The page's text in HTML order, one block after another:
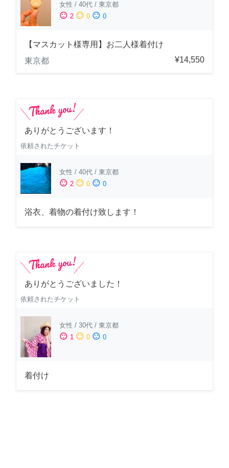
女性 / 40代 / 東京都
sentiment_satisfied 2 sentiment_neutral 0 sentiment_dissatisfied 0
【マスカット様専用】お二人様着付け
東京都
¥14,550
ありがとうございます！
依頼されたチケット
女性 / 40代 / 東京都
sentiment_satisfied 2 sentiment_neutral 0 sentiment_dissatisfied 0
浴衣、着物の着付け致します！
ありがとうございました！
依頼されたチケット
女性 / 30代 / 東京都
sentiment_satisfied 1 sentiment_neutral 0 sentiment_dissatisfied 0
着付け